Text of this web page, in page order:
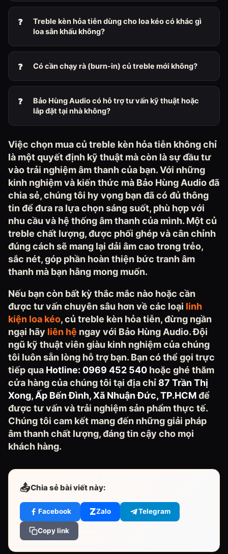
Treble kèn hỏa tiễn dùng cho loa kéo có khác gì
loa sân khấu không?
Có cần chạy rà (burn-in) củ treble mới không?
Bảo Hùng Audio có hỗ trợ tư vấn kỹ thuật hoặc
lắp đặt tại nhà không?
Việc chọn mua củ treble kèn hỏa tiễn không chỉ
là một quyết định kỹ thuật mà còn là sự đầu tư
vào trải nghiệm âm thanh của bạn. Với những
kinh nghiệm và kiến thức mà Bảo Hùng Audio đã
chia sẻ, chúng tôi hy vọng bạn đã có đủ thông
tin để đưa ra lựa chọn sáng suốt, phù hợp với
nhu cầu và hệ thống âm thanh của mình. Một củ
treble chất lượng, được phối ghép và cân chỉnh
đúng cách sẽ mang lại dải âm cao trong trẻo,
sắc nét, góp phần hoàn thiện bức tranh âm
thanh mà bạn hằng mong muốn.
Nếu bạn còn bất kỳ thắc mắc nào hoặc cần
được tư vấn chuyên sâu hơn về các loại linh
kiện loa kéo, củ treble kèn hỏa tiễn, đừng ngần
ngại hãy liên hệ ngay với Bảo Hùng Audio. Đội
ngũ kỹ thuật viên giàu kinh nghiệm của chúng
tôi luôn sẵn lòng hỗ trợ bạn. Bạn có thể gọi trực
tiếp qua Hotline: 0969 452 540 hoặc ghé thăm
cửa hàng của chúng tôi tại địa chỉ 87 Trần Thị
Xong, Ấp Bến Đình, Xã Nhuận Đức, TP.HCMđể
được tư vấn và trải nghiệm sản phẩm thực tế.
Chúng tôi cam kết mang đến những giải pháp
âm thanh chất lượng, đáng tin cậy cho mọi
khách hàng.
📤Chia sẻ bài viết này:
Facebook ZZalo Telegram
Copy link